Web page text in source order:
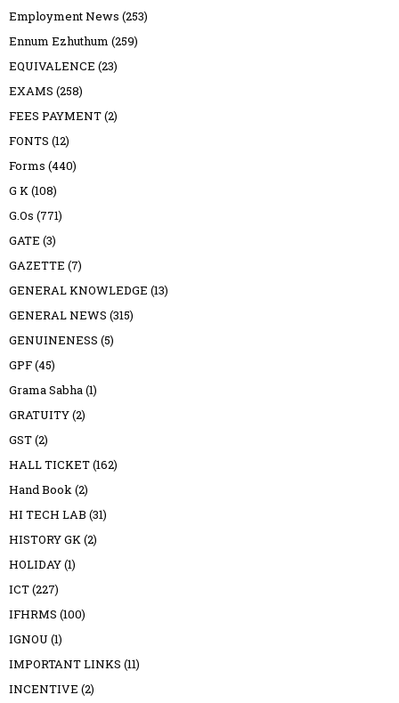
Employment News (253)
Ennum Ezhuthum (259)
EQUIVALENCE (23)
EXAMS (258)
FEES PAYMENT(2)
FONTS (12)
Forms (440)
G K(108)
G.Os (771)
GATE (3)
GAZETTE (7)
GENERAL KNOWLEDGE (13)
GENERAL NEWS (315)
GENUINENESS (5)
GPF(45)
Grama Sabha(1)
GRATUITY(2)
GST(2)
HALL TICKET(162)
Hand Book(2)
HI TECH LAB (31)
HISTORY GK(2)
HOLIDAY(1)
ICT(227)
IFHRMS (100)
IGNOU (1)
IMPORTANT LINKS (11)
INCENTIVE (2)